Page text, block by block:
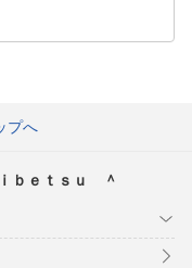
プへ
ｂｅｔｓｕ ＾